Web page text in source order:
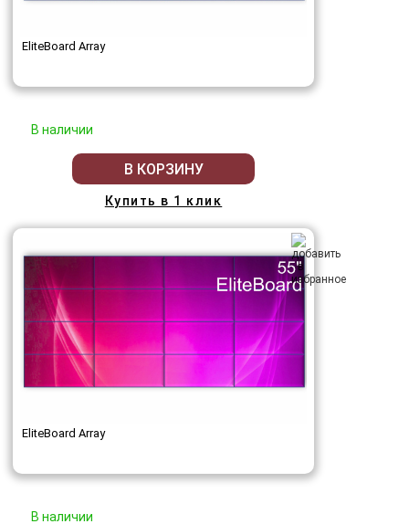
EliteBoard Array
В наличии
В КОРЗИНУ
Купить в 1 клик
EliteBoard Array
В наличии